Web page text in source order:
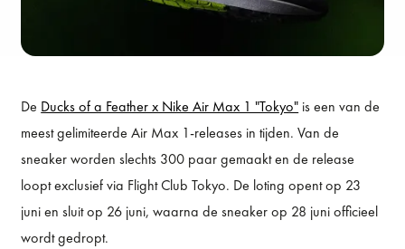
De Ducks of a Feather x Nike Air Max 1 "Tokyo" is een van de
meest gelimiteerde Air Max 1-releases in tijden. Van de
sneaker worden slechts 300 paar gemaakt en de release
loopt exclusief via Flight Club Tokyo. De loting opent op 23
juni en sluit op 26 juni, waarna de sneaker op 28 juni officieel
wordt gedropt.